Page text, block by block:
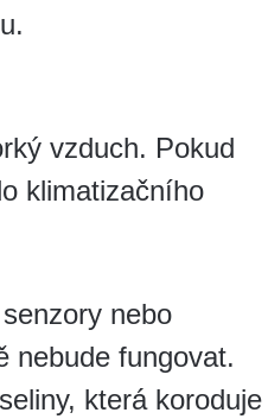
vzduch. Pokud
klimatizačního
nebo
nebude fungovat.
která koroduje